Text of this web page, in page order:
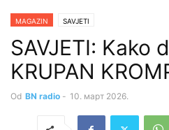
MAGAZIN SAVJETI
SAVJETI: Kako
KRUPAN
Od BN radio - 10. март 2026.